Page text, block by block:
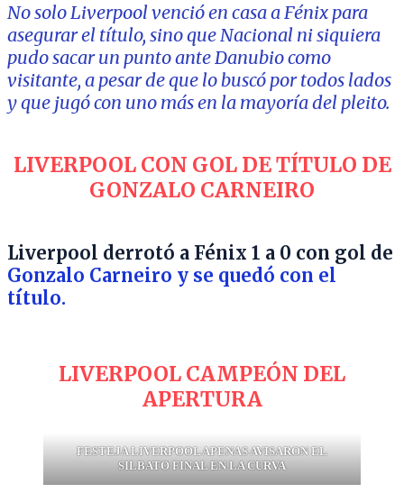
No solo Liverpool venció en casa a Fénix para
asegurar el título, sino que Nacional ni siquiera
pudo sacar un punto ante Danubio como
visitante, a pesar de que lo buscó por todos lados
y que jugó con uno más en la mayoría del pleito.
LIVERPOOL CON GOL DE TÍTULO DE
GONZALO CARNEIRO
Liverpool derrotó a Fénix 1 a 0 con gol de
Gonzalo Carneiro y se quedó con el
título.
LIVERPOOL CAMPEÓN DEL
APERTURA
FESTEJA LIVERPOOL APENAS AVISARON EL
SILBATO FINAL EN LA CURVA